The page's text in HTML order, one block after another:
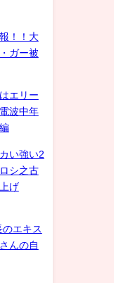
！！大
ガー被
エリー
波中年
い強い2
シ之古
げ
エキス
んの自